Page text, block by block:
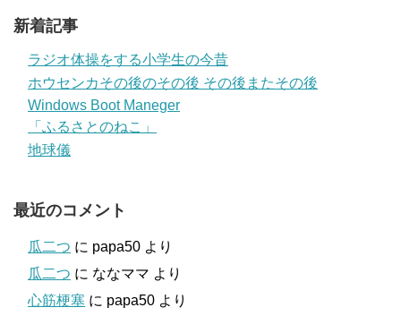
新着記事
ラジオ体操をする小学生の今昔
ホウセンカその後のその後 その後またその後
Windows Boot Maneger
「ふるさとのねこ」
地球儀
最近のコメント
瓜二つ に papa50 より
瓜二つ に ななママ より
心筋梗塞 に papa50 より